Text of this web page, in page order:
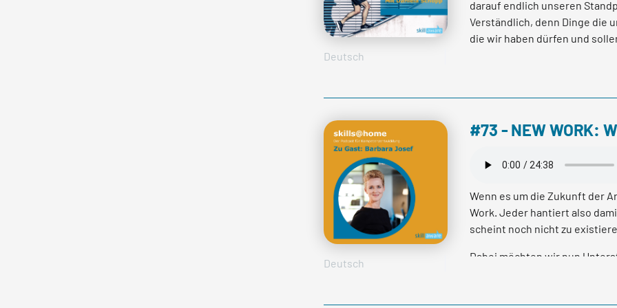
Deutsch
darauf endlich unseren
Verständlich, denn Dinge die
die wir haben dürfen und
erhalten wir neue Impulse
unserem Gegenüber zu
Dazu gibt Daniela Schopp,
mehr lesen
Deutsch
#73 - NEW WORK:
Wenn es um die Zukunft der
Work. Jeder hantiert also
scheint noch nicht zu
Dabei möchten wir nun